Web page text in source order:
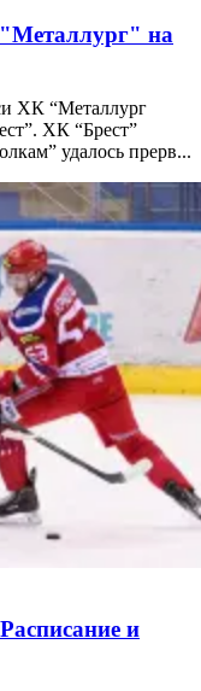
"Металлург" на
ХК “Металлург
ХК “Брест”
удалось прерв...
и